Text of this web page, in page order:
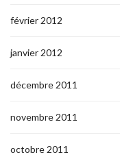
février 2012
janvier 2012
décembre 2011
novembre 2011
octobre 2011